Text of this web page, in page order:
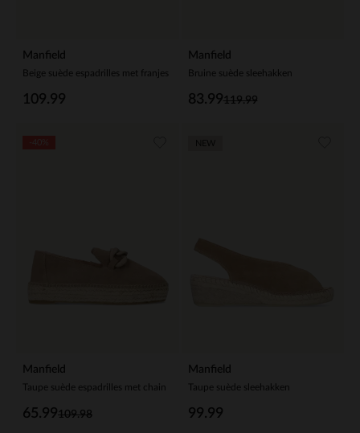
Manfield
Beige suède espadrilles met franjes
109.99
Manfield
Bruine suède sleehakken
119.99
83.99
Manfield
Taupe suède espadrilles met chain
109.98
65.99
Manfield
Taupe suède sleehakken
99.99